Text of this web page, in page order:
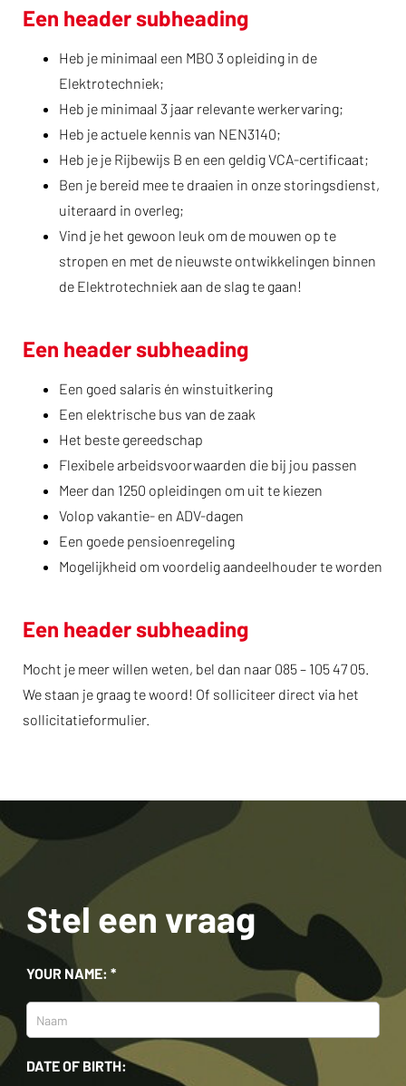
Een header subheading
Heb je minimaal een MBO 3 opleiding in de
Elektrotechniek;
Heb je minimaal 3 jaar relevante werkervaring;
Heb je actuele kennis van NEN3140;
Heb je je Rijbewijs B en een geldig VCA-certificaat;
Ben je bereid mee te draaien in onze storingsdienst,
uiteraard in overleg;
Vind je het gewoon leuk om de mouwen op te
stropen en met de nieuwste ontwikkelingen binnen
de Elektrotechniek aan de slag te gaan!
Een header subheading
Een goed salaris én winstuitkering
Een elektrische bus van de zaak
Het beste gereedschap
Flexibele arbeidsvoorwaarden die bij jou passen
Meer dan 1250 opleidingen om uit te kiezen
Volop vakantie- en ADV-dagen
Een goede pensioenregeling
Mogelijkheid om voordelig aandeelhouder te worden
Een header subheading
Mocht je meer willen weten, bel dan naar 085 – 105 47 05.
We staan je graag te woord! Of solliciteer direct via het
sollicitatieformulier.
Stel een vraag
YOUR NAME: *
DATE OF BIRTH: